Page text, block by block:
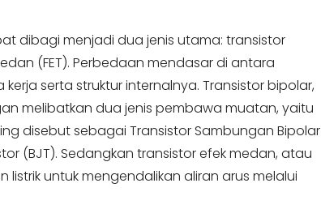
dibagi menjadi dua jenis utama: transistor
(FET). Perbedaan mendasar di antara
serta struktur internalnya. Transistor bipolar,
melibatkan dua jenis pembawa muatan, yaitu
disebut sebagai Transistor Sambungan Bipolar
(BJT). Sedangkan transistor efek medan, atau
listrik untuk mengendalikan aliran arus melalui